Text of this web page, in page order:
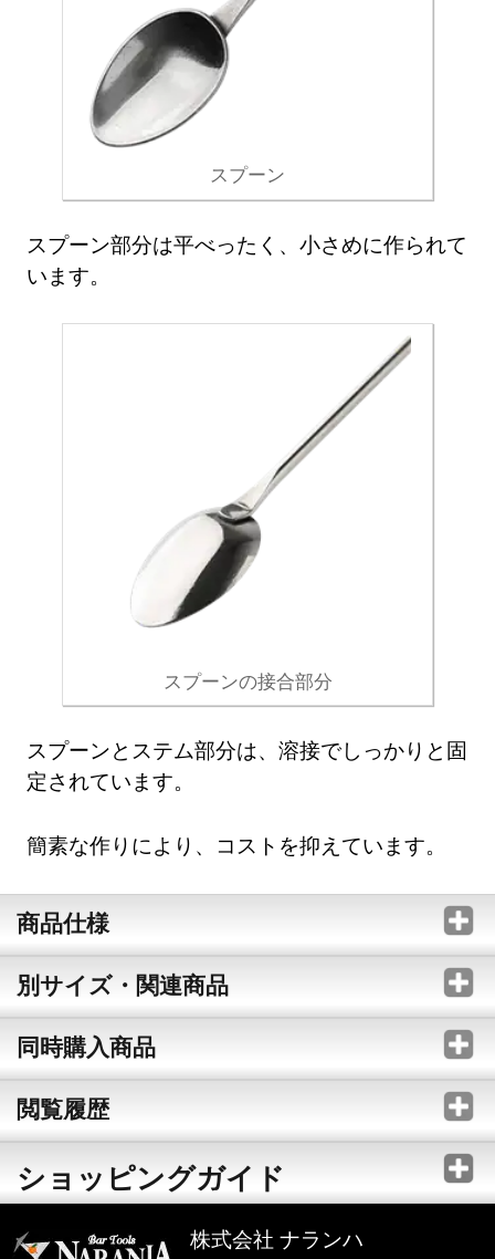
スプーン
スプーン部分は平べったく、小さめに作られて
います。
スプーンの接合部分
スプーンとステム部分は、溶接でしっかりと固
定されています。
簡素な作りにより、コストを抑えています。
商品仕様
別サイズ・関連商品
同時購入商品
閲覧履歴
ショッピングガイド
株式会社 ナランハ